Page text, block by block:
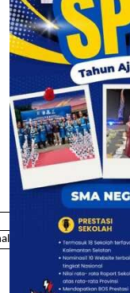
Tempat/Tanggal
Kegiatan